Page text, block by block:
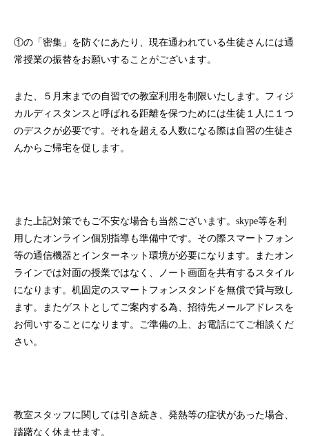
①の「密集」を防ぐにあたり、現在通われている生徒さんには通
常授業の振替をお願いすることがございます。
また、５月末までの自習での教室利用を制限いたします。フィジ
カルディスタンスと呼ばれる距離を保つためには生徒１人に１つ
のデスクが必要です。それを超える人数になる際は自習の生徒さ
んからご帰宅を促します。
また上記対策でもご不安な場合も当然ございます。skype等を利
用したオンライン個別指導も準備中です。その際スマートフォン
等の通信機器とインターネット環境が必要になります。またオン
ラインでは対面の授業ではなく、ノート画面を共有するスタイル
になります。机固定のスマートフォンスタンドを無償で貸与致し
ます。またゲストとしてご案内する為、招待先メールアドレスを
お伺いすることになります。ご準備の上、お電話にてご相談くだ
さい。
教室スタッフに関しては引き続き、発熱等の症状があった場合、
躊躇なく休ませます。